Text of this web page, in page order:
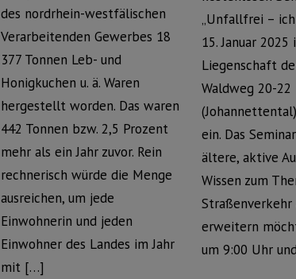
des nordrhein-westfälischen
Verarbeitenden Gewerbes 18
377 Tonnen Leb- und
Honigkuchen u. ä. Waren
hergestellt worden. Das waren
442 Tonnen bzw. 2,5 Prozent
mehr als ein Jahr zuvor. Rein
rechnerisch würde die Menge
ausreichen, um jede
Einwohnerin und jeden
Einwohner des Landes im Jahr
mit […]
„Unfallfrei –
15. Januar 2025
Liegenschaft
Waldweg 20-22
ein. Das
ältere, aktive
Wissen zum
erweitern
um 9:00 Uhr